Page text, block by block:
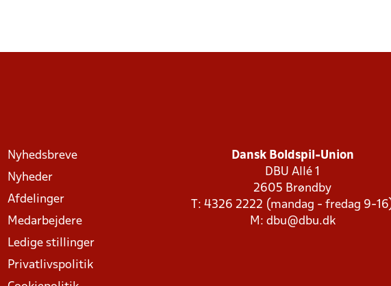
Nyhedsbreve
Nyheder
Afdelinger
Medarbejdere
Ledige stillinger
Privatlivspolitik
Dansk Boldspil-Union
DBU Allé 1
2605 Brøndby
T: 4326 2222 (mandag - fredag 9-
M: dbu@dbu.dk